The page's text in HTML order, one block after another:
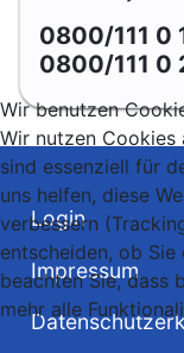
0800/111 0
0800/111 0
Login
Impressum
Wir benutzen
Wir nutzen Cookies
sind essenziell für
uns helfen, diese
verbessern
entscheiden, ob
beachten Sie, dass
mehr alle